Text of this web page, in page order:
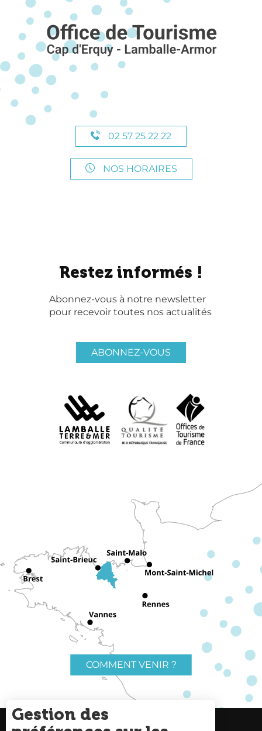
02 57 25 22 22
NOS HORAIRES
Restez informés !
Abonnez-vous à notre newsletter
pour recevoir toutes nos actualités
ABONNEZ-VOUS
COMMENT VENIR ?
Gestion des